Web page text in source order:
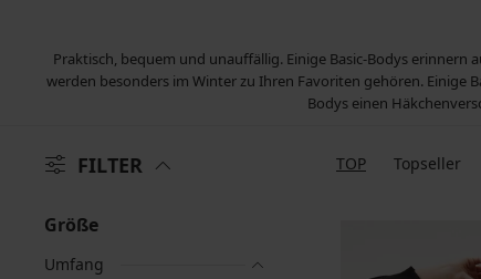
Praktisch, bequem und unauffällig. Einige Basic-Bodys erinnern
werden besonders im Winter zu Ihren Favoriten gehören. Einige
Bodys einen
FILTER TOP Topseller
Größe
Umfang